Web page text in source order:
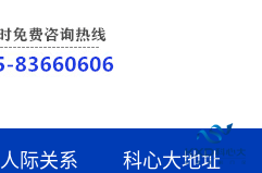
人际关系 科心大地址